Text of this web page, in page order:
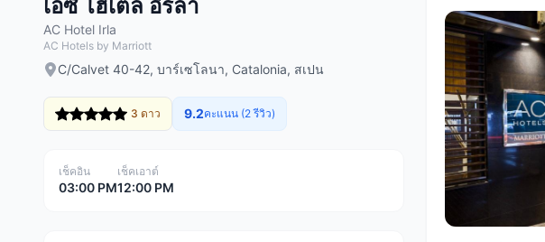
เอซี โฮเต็ล อีร์ลา
AC Hotel Irla
AC Hotels by Marriott
C/Calvet 40-42, บาร์เซโลนา, Catalonia, สเปน
3 ดาว 9.2คะแนน (2 รีวิว)
เช็คอิน
03:00 PM
เช็คเอาต์
12:00 PM